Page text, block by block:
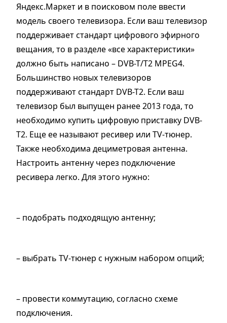
Яндекс.Маркет и в поисковом поле ввести
модель своего телевизора. Если ваш телевизор
поддерживает стандарт цифрового эфирного
вещания, то в разделе «все характеристики»
должно быть написано – DVB-T/T2 MPEG4.
Большинство новых телевизоров
поддерживают стандарт DVB-T2. Если ваш
телевизор был выпущен ранее 2013 года, то
необходимо купить цифровую приставку DVB-
T2. Еще ее называют ресивер или TV-тюнер.
Также необходима дециметровая антенна.
Настроить антенну через подключение
ресивера легко. Для этого нужно:
– подобрать подходящую антенну;
– выбрать TV-тюнер с нужным набором опций;
– провести коммутацию, согласно схеме
подключения.